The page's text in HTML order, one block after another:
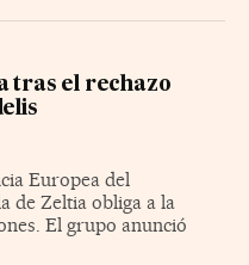
tras el rechazo
Europea del
de Zeltia obliga a la
El grupo anunció